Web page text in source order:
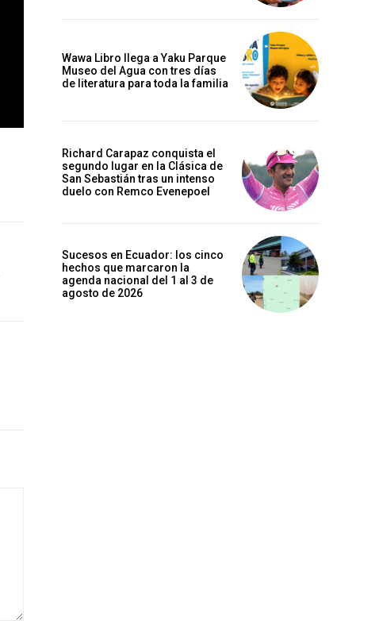
Wawa Libro llega a Yaku Parque
Museo del Agua con tres días
de literatura para toda la familia
Richard Carapaz conquista el
segundo lugar en la Clásica de
San Sebastián tras un intenso
duelo con Remco Evenepoel
Sucesos en Ecuador: los cinco
hechos que marcaron la
agenda nacional del 1 al 3 de
agosto de 2026